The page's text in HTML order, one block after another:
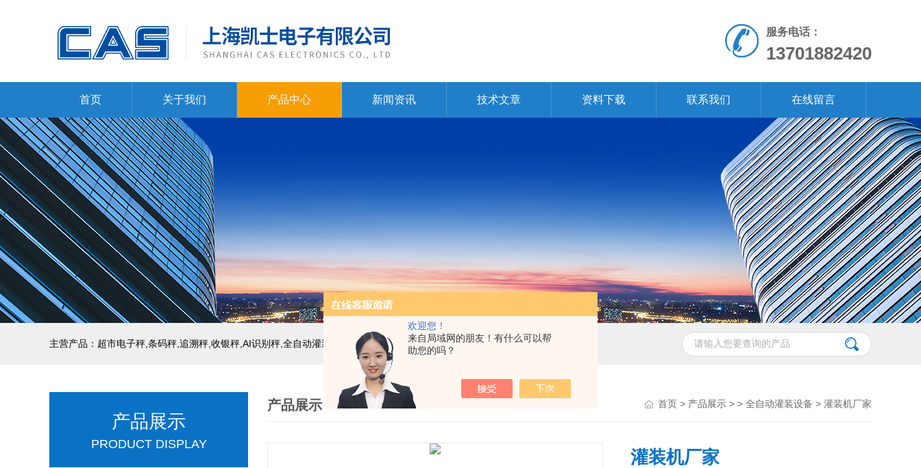
欢迎您！
来自局域网的朋友！有什么可以帮
助您的吗？
服务电话：
13701882420
首页 关于我们 产品中心 新闻资讯 技术文章 资料下载 联系我们 在线留言
主营产品：超市电子秤,条码秤,追溯秤,收银秤,AI识别秤,全自动灌装机设备,液体灌装生产线
产品展示
PRODUCT DISPLAY
产品展示 首页 > 产品展示 > > 全自动灌装设备 > 灌装机厂家
灌装机厂家